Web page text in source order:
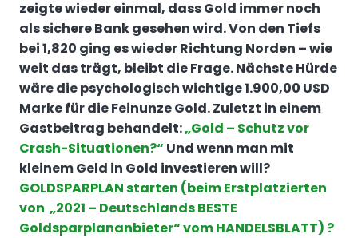
zeigte wieder einmal, dass Gold immer noch
als sichere Bank gesehen wird. Von den Tiefs
bei 1,820 ging es wieder Richtung Norden – wie
weit das trägt, bleibt die Frage. Nächste Hürde
wäre die psychologisch wichtige 1.900,00 USD
Marke für die Feinunze Gold. Zuletzt in einem
Gastbeitrag behandelt:„Gold – Schutz vor
Crash-Situationen?“ Und wenn man mit
kleinem Geld in Gold investieren will?
GOLDSPARPLAN starten (beim Erstplatzierten
von „2021 – Deutschlands BESTE
Goldsparplananbieter“ vom HANDELSBLATT) ?